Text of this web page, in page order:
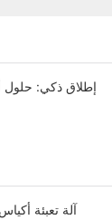
إطلاق ذكي:
آلة تعبئة